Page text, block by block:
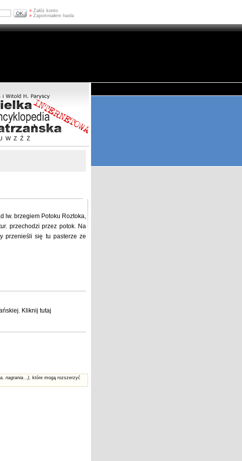
» Załóż konto
» Zapomniałem hasła
W Z Ź Ż
lw. brzegiem Potoku Roztoka,
przechodzi przez potok. Na
przenieśli się tu pasterze ze
. Kliknij tutaj
nagrania...), które mogą rozszerzyć